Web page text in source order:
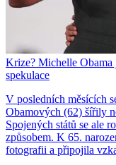
Krize? Michelle
spekulace
V posledních měsících
Obamových (62) šířily
Spojených států se ale
způsobem. K 65.
fotografii a připojila